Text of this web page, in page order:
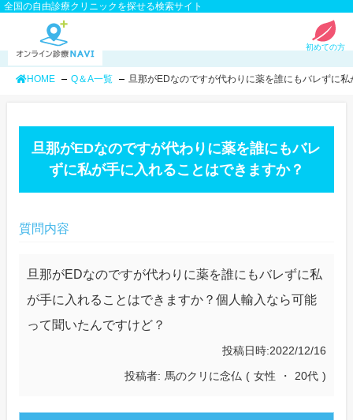
全国の自由診療クリニックを探せる検索サイト
初めての方
HOME Q＆A一覧 旦那がEDなのですが代わりに薬を誰にもバレずに
旦那がEDなのですが代わりに薬を誰にもバレ
ずに私が手に入れることはできますか？
質問内容
旦那がEDなのですが代わりに薬を誰にもバレずに私
が手に入れることはできますか？個人輸入なら可能
って聞いたんですけど？
投稿日時 2022/12/16
投稿者
馬のクリに念仏 ( 女性 ・ 20代 )